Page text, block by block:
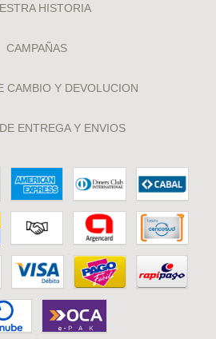
HISTORIA
CAMPAÑAS
CAMBIO Y DEVOLUCION
ENTREGA Y ENVIOS